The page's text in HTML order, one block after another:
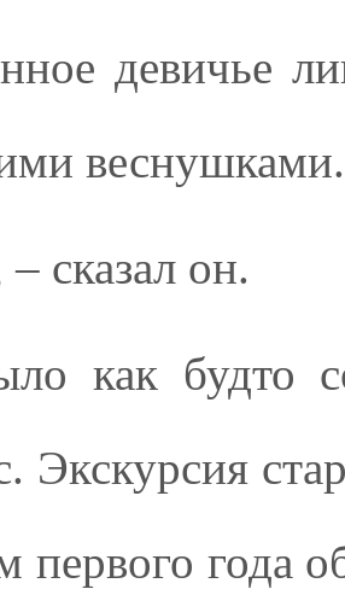
девичье
веснушками.
сказал он.
как будто
Экскурсия
первого года